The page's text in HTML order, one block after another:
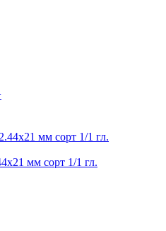
мм сорт 1/1 гл.